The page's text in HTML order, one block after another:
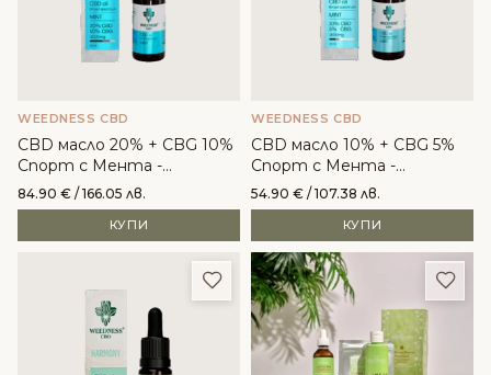
WEEDNESS CBD
CBD масло 20% + CBG 10%
Спорт с Мента -
Weedness
84.90 € / 166.05 лв.
КУПИ
WEEDNESS CBD
CBD масло 10% + CBG 5%
Спорт с Мента -
Weedness
54.90 € / 107.38 лв.
КУПИ
Добави в любими